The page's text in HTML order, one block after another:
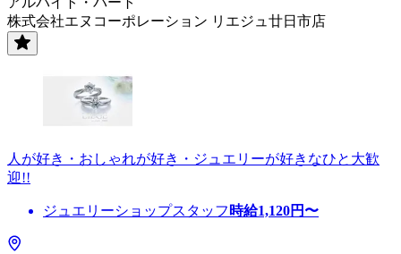
株式会社エヌコーポレーション リエジュ廿日市店
人が好き・おしゃれが好き・ジュエリーが好きなひと大歓
迎!!
ジュエリーショップスタッフ 時給1,120円〜